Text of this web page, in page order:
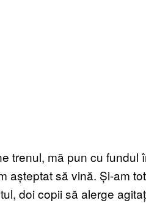
trenul, mă pun cu fundul
așteptat să vină. Și-am
doi copii să alerge